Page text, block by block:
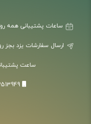
ساعت پشتیبانی